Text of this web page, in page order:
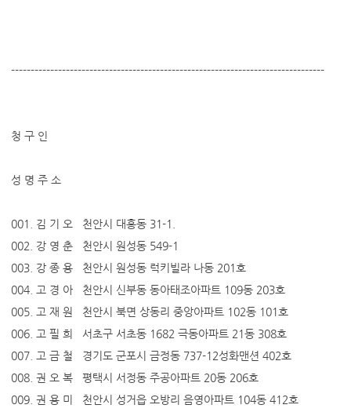
--------------------------------------------------------------------------------
청 구 인
성 명 주 소
001. 김 기 오 천안시 대흥동 31-1.
002. 강 영 춘 천안시 원성동 549-1
003. 강 종 용 천안시 원성동 럭키빌라 나동 201호
004. 고 경 아 천안시 신부동 동아태조아파트 109동 203호
005. 고 재 원 천안시 북면 상동리 중앙아파트 102동 101호
006. 고 필 희 서초구 서초동 1682 극동아파트 21동 308호
007. 고 금 철 경기도 군포시 금정동 737-12성화맨션 402호
008. 권 오 복 평택시 서정동 주공아파트 20동 206호
009. 권 용 미 천안시 성거읍 오방리 음영아파트 104동 412호